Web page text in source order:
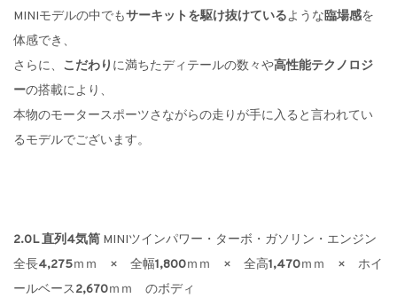
MINIモデルの中でもサーキットを駆け抜けているような臨場感を
体感でき、
さらに、 こだわり に満ちたディテールの数々や高性能テクノロジ
ーの搭載により、
本物のモータースポーツさながらの走りが手に入ると言われてい
るモデルでございます。
2.0L 直列4気筒 MINIツインパワー・ターボ・ガソリン・エンジン
全長4,275ｍｍ × 全幅1,800ｍｍ × 全高1,470ｍｍ × ホイ
ールベース2,670ｍｍ のボディ